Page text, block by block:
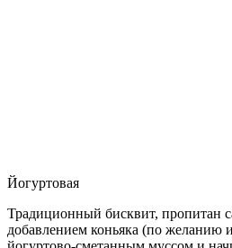
Йогуртовая
Традиционный бисквит, пропитан
добавлением коньяка (по желанию